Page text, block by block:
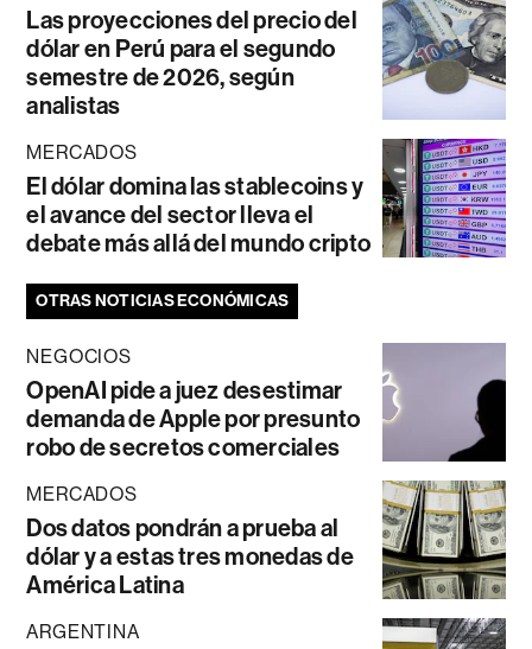
Las proyecciones del precio del
dólar en Perú para el segundo
semestre de 2026, según
analistas
MERCADOS
El dólar domina las stablecoins y
el avance del sector lleva el
debate más allá del mundo cripto
OTRAS NOTICIAS ECONÓMICAS
NEGOCIOS
OpenAI pide a juez desestimar
demanda de Apple por presunto
robo de secretos comerciales
MERCADOS
Dos datos pondrán a prueba al
dólar y a estas tres monedas de
América Latina
ARGENTINA